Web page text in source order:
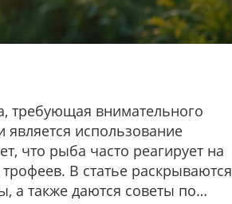
требующая внимательного
использование
что рыба часто реагирует на
В статье раскрываются
а также даются советы по